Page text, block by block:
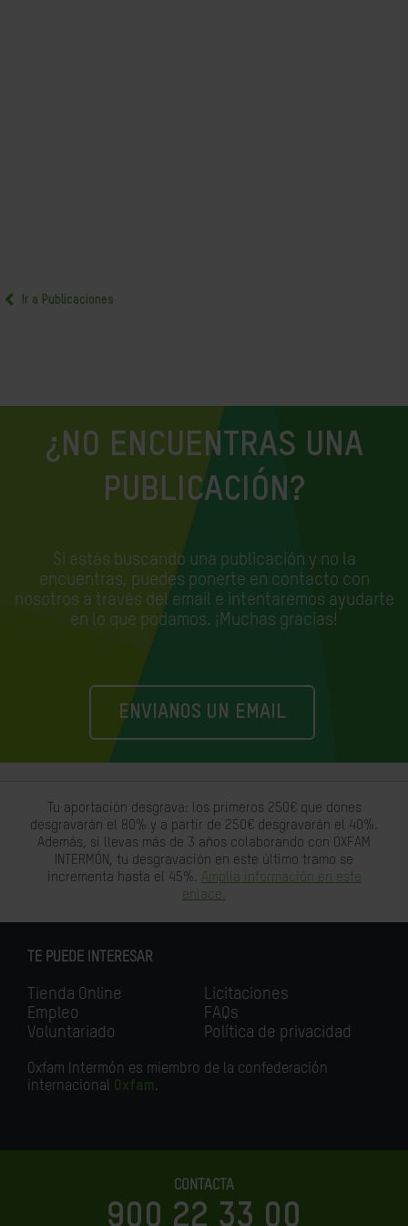
Ir a Publicaciones
¿NO ENCUENTRAS UNA
PUBLICACIÓN?
Si estás buscando una publicación y no la
encuentras, puedes ponerte en contacto con
nosotros a través del email e intentaremos ayudarte
en lo que podamos. ¡Muchas gracias!
ENVIANOS UN EMAIL
Tu aportación desgrava: los primeros 250€ que dones
desgravarán el 80% y a partir de 250€ desgravarán el 40%.
Además, si llevas más de 3 años colaborando con OXFAM
INTERMÓN, tu desgravación en este último tramo se
incrementa hasta el 45%. Amplia información en este
enlace.
TE PUEDE INTERESAR
Tienda Online
Empleo
Voluntariado
Licitaciones
FAQs
Política de privacidad
Oxfam Intermón es miembro de la confederación
internacional Oxfam.
CONTACTA
900 22 33 00